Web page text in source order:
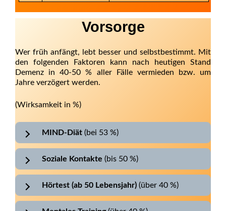
Vorsorge
Wer früh anfängt, lebt besser und selbstbestimmt. Mit
den folgenden Faktoren kann nach heutigen Stand
Demenz in 40-50 % aller Fälle vermieden bzw. um
Jahre verzögert werden.
(Wirksamkeit in %)
MIND-Diät (bei 53 %)
Soziale Kontakte (bis 50 %)
Hörtest (ab 50 Lebensjahr) (über 40 %)